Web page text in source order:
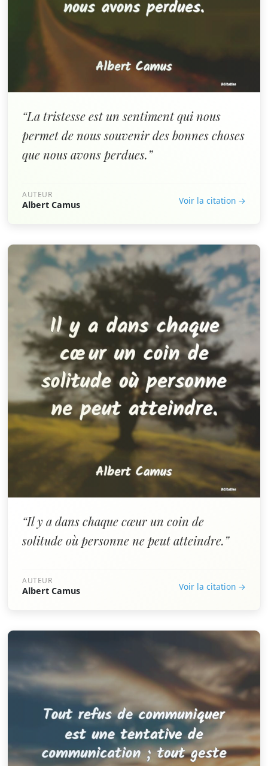
“La tristesse est un sentiment qui nous
permet de nous souvenir des bonnes choses
que nous avons perdues.”
AUTEUR
Albert Camus Voir la citation →
“Il y a dans chaque cœur un coin de
solitude où personne ne peut atteindre.”
AUTEUR
Albert Camus Voir la citation →